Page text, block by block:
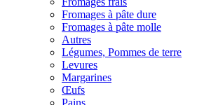
Fromages à pâte dure
Fromages à pâte molle
Autres
Légumes, Pommes de terre
Levures
Margarines
Œufs
Pains